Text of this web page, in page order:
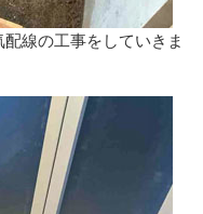
線の工事をしていきま